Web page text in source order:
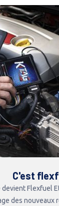
C'est
Flexfuel
des nouveaux